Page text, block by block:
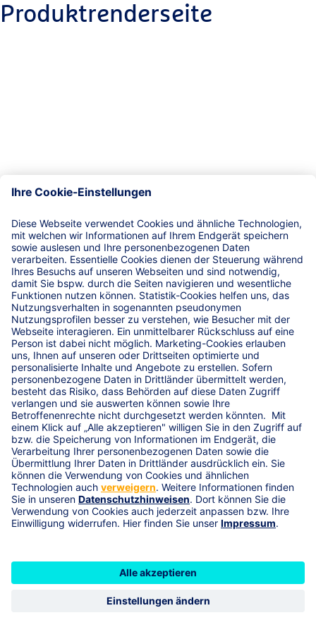
Produktrenderseite